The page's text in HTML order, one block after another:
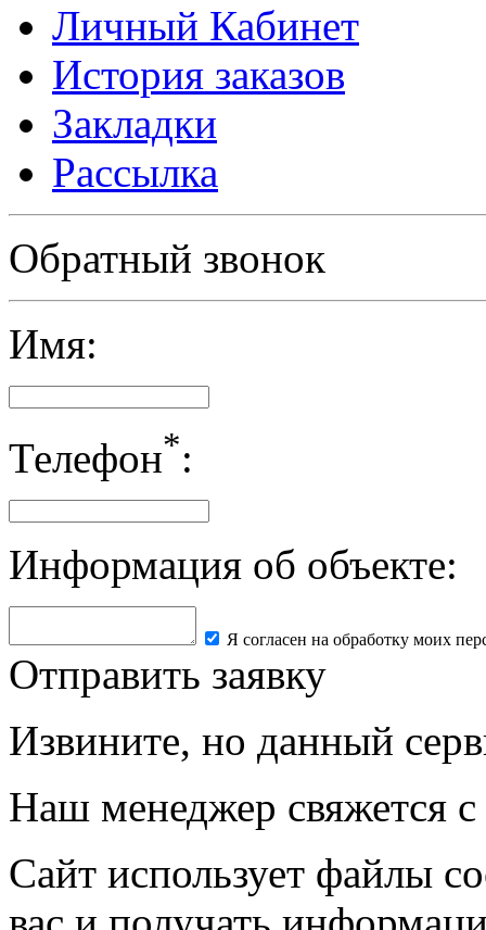
Личный Кабинет
История заказов
Закладки
Рассылка
Обратный звонок
Имя:
Телефон*:
Информация об объекте:
Я согласен на обработку моих
Отправить заявку
Извините, но данный
Наш менеджер свяжется
Сайт использует файлы